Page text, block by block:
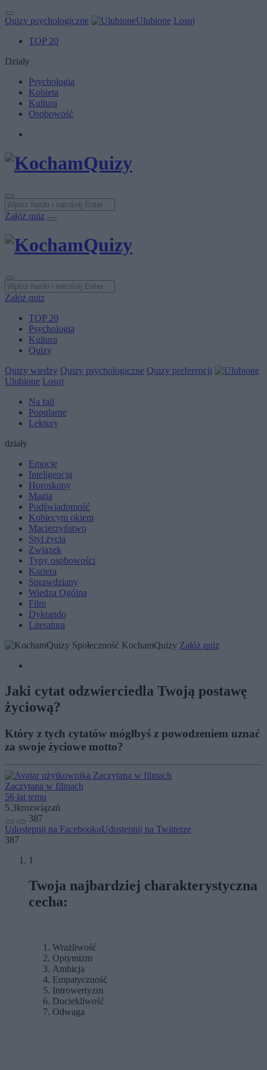
Quizy psychologiczne Ulubione Losuj
TOP 20
Działy
Psychologia
Kobieta
Kultura
Osobowość
Załóż quiz
Załóż quiz
TOP 20
Psychologia
Kultura
Quizy
Quizy wiedzy Quizy psychologiczne Quizy preferencji
Ulubione Losuj
Na fali
Popularne
Lektury
działy
Emocje
Inteligencja
Horoskopy
Magia
Podświadomość
Kobiecym okiem
Macierzyństwo
Styl życia
Związek
Typy osobowości
Kariera
Sprawdziany
Wiedza Ogólna
Film
Dyktando
Literatura
Społeczność KochamQuizy Załóż quiz
Jaki cytat odzwierciedla Twoją postawę
życiową?
Który z tych cytatów mógłbyś z powodzeniem uznać
za swoje życiowe motto?
Zaczytana w filmach
56 lat temu
5.3krozwiązań
387
Udostępnij na FacebookuUdostępnij na Twitterze
387
1
Twoja najbardziej charakterystyczna
cecha:
Wrażliwość
Optymizm
Ambicja
Empatyczność
Introwertyzm
Dociekliwość
Odwaga